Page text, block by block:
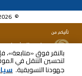
لتحسين التنقل في
جهودنا التسويقية.
© 2026 كارفور كل الحقوق محفوظة